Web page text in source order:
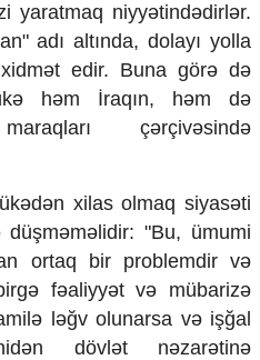
yaratmaq niyyətindədirlər.
adı altında, dolayı yolla
edir. Buna görə də
həm İraqın, həm də
çərçivəsində
xilas olmaq siyasəti
düşməməlidir: "Bu, ümumi
ortaq bir problemdir və
fəaliyyət və mübarizə
ləğv olunarsa və işğal
dövlət nəzarətinə